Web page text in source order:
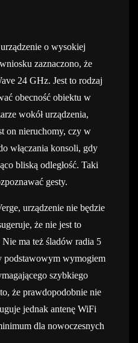
o wysokiej
zaznaczono, że
24 GHz. Jest to rodzaj
obecność obiektu w
wokół urządzenia,
on nieruchomy, czy w
włączania konsoli, gdy
bliską odległość. Taki
gesty.
urządzenie nie będzie
że nie jest to
ma też śladów radia 5
podstawowym wymogiem
szybkiego
że prawdopodobnie nie
jednak antenę WiFi
dla nowoczesnych